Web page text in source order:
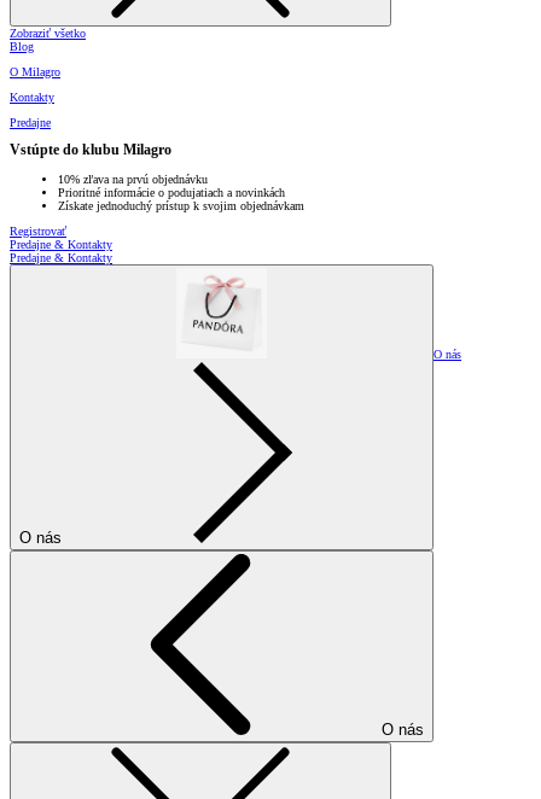
Zobraziť všetko
Blog
O Milagro
Kontakty
Predajne
Vstúpte do klubu Milagro
10% zľava na prvú objednávku
Prioritné informácie o podujatiach a novinkách
Získate jednoduchý prístup k svojim objednávkam
Registrovať
Predajne & Kontakty
Predajne & Kontakty
O nás
O nás
O nás